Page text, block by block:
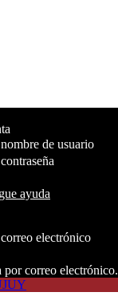
de usuario
ayuda
electrónico
por correo electrónico.